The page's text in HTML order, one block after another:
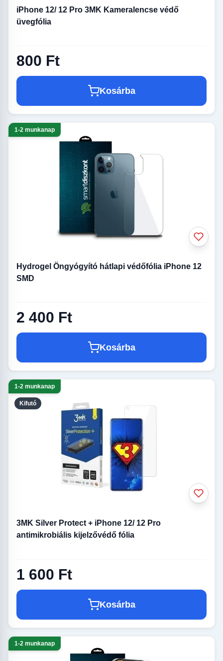
iPhone 12/ 12 Pro 3MK Kameralencse védő
üvegfólia
800 Ft
Kosárba
1-2 munkanap
Hydrogel Öngyógyító hátlapi védőfólia iPhone 12
SMD
2 400 Ft
Kosárba
Kifutó
1-2 munkanap
3MK Silver Protect + iPhone 12/ 12 Pro
antimikrobiális kijelzővédő fólia
1 600 Ft
Kosárba
1-2 munkanap